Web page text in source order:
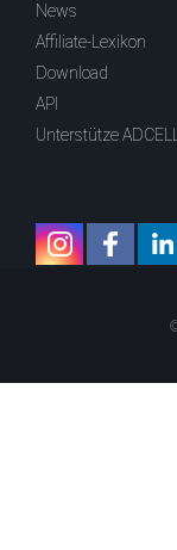
News
Affiliate-Lexikon
Download
API
Unterstütze ADCELL